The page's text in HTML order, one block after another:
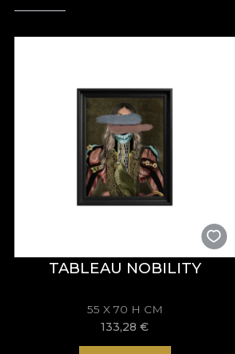
TABLEAU NOBILITY
55 X 70 H CM
133,28€